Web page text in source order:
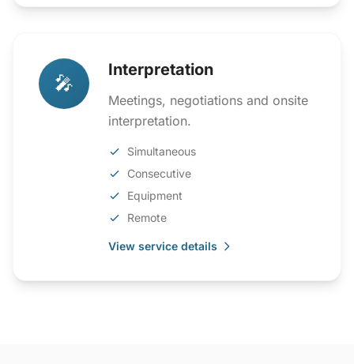
🎤
Interpretation
Meetings, negotiations and onsite
interpretation.
Simultaneous
Consecutive
Equipment
Remote
View service details